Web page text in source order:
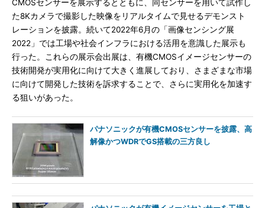
CMOSセンサーを展示するとともに、同センサーを用いて試作し
た8Kカメラで撮影した映像をリアルタイムで見せるデモンスト
レーションを披露。続いて2022年6月の「画像センシング展
2022」では工場や社会インフラにおける活用を意識した展示も
行った。これらの展示会出展は、有機CMOSイメージセンサーの
技術開発が実用化に向けて大きく進展しており、さまざまな市場
に向けて開発した技術を訴求することで、さらに実用化を加速す
る狙いがあった。
パナソニックが有機CMOSセンサーを披露、高
解像かつWDRでGS搭載の三方良し